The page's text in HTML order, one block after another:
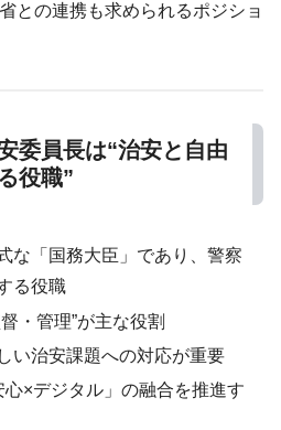
との連携も求められるポジショ
委員長は“治安と自由
役職”
な「国務大臣」であり、警察
る役職
・管理”が主な役割
い治安課題への対応が重要
×デジタル」の融合を推進す